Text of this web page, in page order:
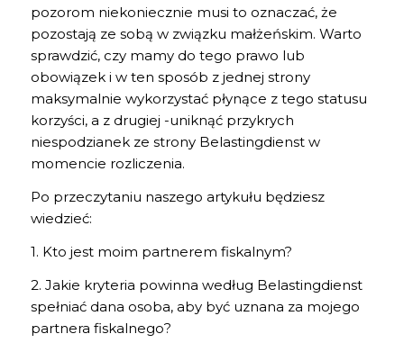
pozorom niekoniecznie musi to oznaczać, że
pozostają ze sobą w związku małżeńskim. Warto
sprawdzić, czy mamy do tego prawo lub
obowiązek i w ten sposób z jednej strony
maksymalnie wykorzystać płynące z tego statusu
korzyści, a z drugiej -uniknąć przykrych
niespodzianek ze strony Belastingdienst w
momencie rozliczenia.
Po przeczytaniu naszego artykułu będziesz
wiedzieć:
1. Kto jest moim partnerem fiskalnym?
2. Jakie kryteria powinna według Belastingdienst
spełniać dana osoba, aby być uznana za mojego
partnera fiskalnego?